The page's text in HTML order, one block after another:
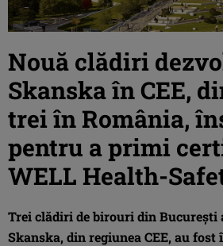
Nouă clădiri
Skanska în CEE,
trei în România,
pentru a primi
WELL Health-
Trei clădiri de birouri din
Skanska, din regiunea CEE, au